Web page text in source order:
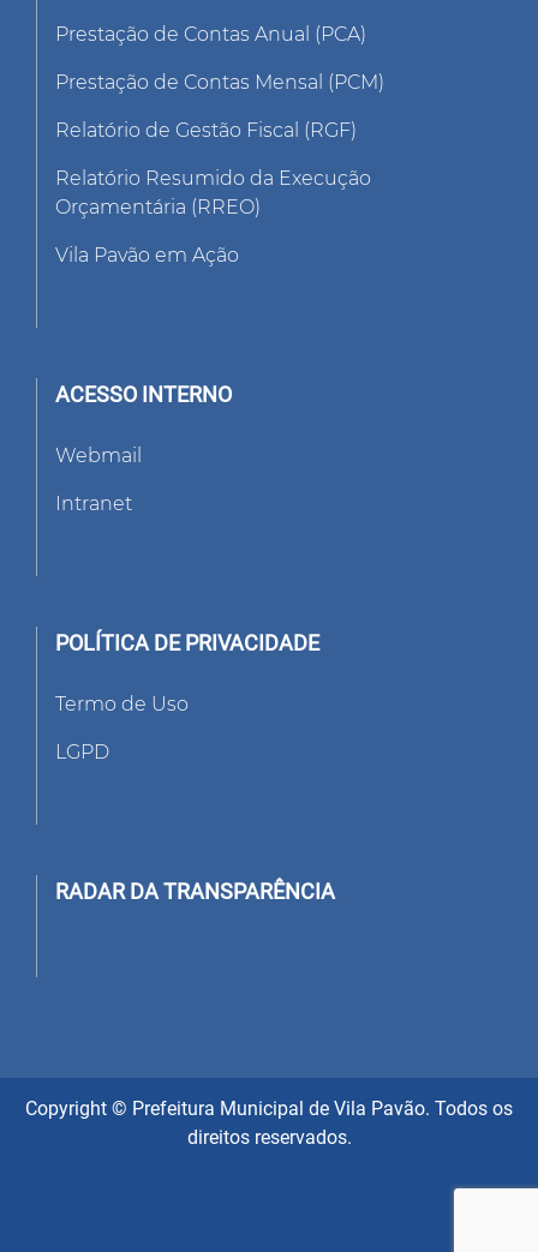
Prestação de Contas Anual (PCA)
Prestação de Contas Mensal (PCM)
Relatório de Gestão Fiscal (RGF)
Relatório Resumido da Execução
Orçamentária (RREO)
Vila Pavão em Ação
ACESSO INTERNO
Webmail
Intranet
POLÍTICA DE PRIVACIDADE
Termo de Uso
LGPD
RADAR DA TRANSPARÊNCIA
Copyright © Prefeitura Municipal de Vila Pavão. Todos os
direitos reservados.